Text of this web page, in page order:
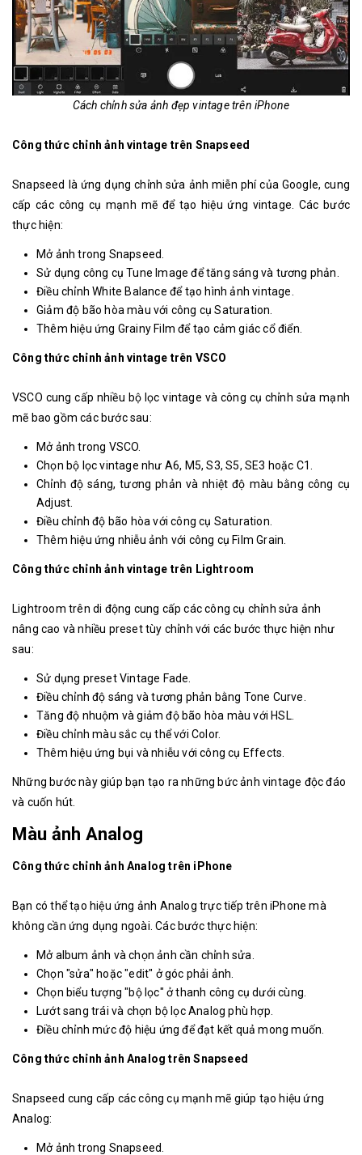
Cách chỉnh sửa ảnh đẹp vintage trên iPhone
Công thức chỉnh ảnh vintage trên Snapseed
Snapseed là ứng dụng chỉnh sửa ảnh miễn phí của Google, cung
cấp các công cụ mạnh mẽ để tạo hiệu ứng vintage. Các bước
thực hiện:
Mở ảnh trong Snapseed.
Sử dụng công cụ Tune Image để tăng sáng và tương phản.
Điều chỉnh White Balance để tạo hình ảnh vintage.
Giảm độ bão hòa màu với công cụ Saturation.
Thêm hiệu ứng Grainy Film để tạo cảm giác cổ điển.
Công thức chỉnh ảnh vintage trên VSCO
VSCO cung cấp nhiều bộ lọc vintage và công cụ chỉnh sửa mạnh
mẽ bao gồm các bước sau:
Mở ảnh trong VSCO.
Chọn bộ lọc vintage như A6, M5, S3, S5, SE3 hoặc C1.
Chỉnh độ sáng, tương phản và nhiệt độ màu bằng công cụ
Adjust.
Điều chỉnh độ bão hòa với công cụ Saturation.
Thêm hiệu ứng nhiễu ảnh với công cụ Film Grain.
Công thức chỉnh ảnh vintage trên Lightroom
Lightroom trên di động cung cấp các công cụ chỉnh sửa ảnh
nâng cao và nhiều preset tùy chỉnh với các bước thực hiện như
sau:
Sử dụng preset Vintage Fade.
Điều chỉnh độ sáng và tương phản bằng Tone Curve.
Tăng độ nhuộm và giảm độ bão hòa màu với HSL.
Điều chỉnh màu sắc cụ thể với Color.
Thêm hiệu ứng bụi và nhiễu với công cụ Effects.
Những bước này giúp bạn tạo ra những bức ảnh vintage độc đáo
và cuốn hút.
Màu ảnh Analog
Công thức chỉnh ảnh Analog trên iPhone
Bạn có thể tạo hiệu ứng ảnh Analog trực tiếp trên iPhone mà
không cần ứng dụng ngoài. Các bước thực hiện:
Mở album ảnh và chọn ảnh cần chỉnh sửa.
Chọn "sửa" hoặc "edit" ở góc phải ảnh.
Chọn biểu tượng "bộ lọc" ở thanh công cụ dưới cùng.
Lướt sang trái và chọn bộ lọc Analog phù hợp.
Điều chỉnh mức độ hiệu ứng để đạt kết quả mong muốn.
Công thức chỉnh ảnh Analog trên Snapseed
Snapseed cung cấp các công cụ mạnh mẽ giúp tạo hiệu ứng
Analog:
Mở ảnh trong Snapseed.